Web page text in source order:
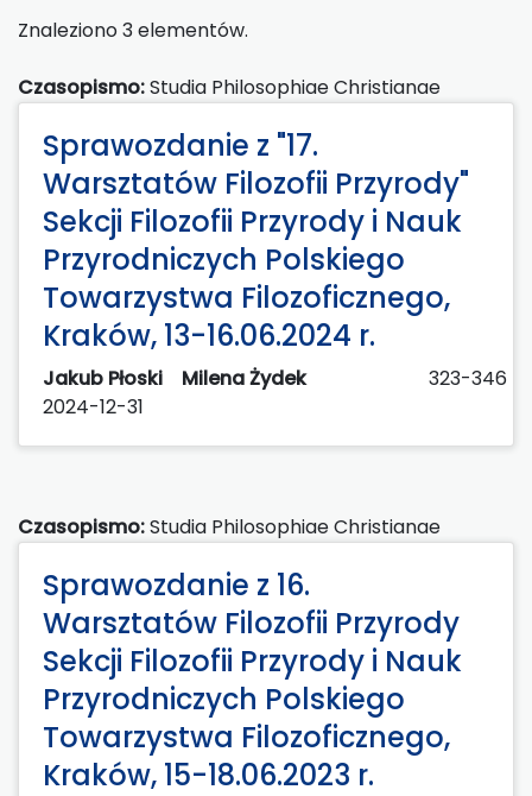
Znaleziono 3 elementów.
Czasopismo:Studia Philosophiae Christianae
Sprawozdanie z "17.
Warsztatów Filozofii Przyrody"
Sekcji Filozofii Przyrody i Nauk
Przyrodniczych Polskiego
Towarzystwa Filozoficznego,
Kraków, 13-16.06.2024 r.
Jakub Płoski Milena Żydek
323-346
2024-12-31
Czasopismo:Studia Philosophiae Christianae
Sprawozdanie z 16.
Warsztatów Filozofii Przyrody
Sekcji Filozofii Przyrody i Nauk
Przyrodniczych Polskiego
Towarzystwa Filozoficznego,
Kraków, 15-18.06.2023 r.